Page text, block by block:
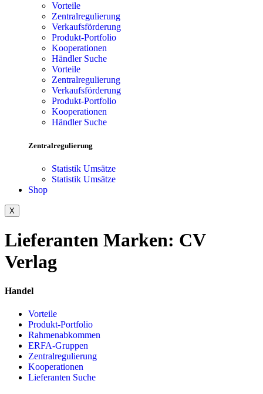
Vorteile
Zentralregulierung
Verkaufsförderung
Produkt-Portfolio
Kooperationen
Händler Suche
Vorteile
Zentralregulierung
Verkaufsförderung
Produkt-Portfolio
Kooperationen
Händler Suche
Zentralregulierung
Statistik Umsätze
Statistik Umsätze
Shop
X
Lieferanten Marken: CV
Verlag
Handel
Vorteile
Produkt-Portfolio
Rahmenabkommen
ERFA-Gruppen
Zentralregulierung
Kooperationen
Lieferanten Suche